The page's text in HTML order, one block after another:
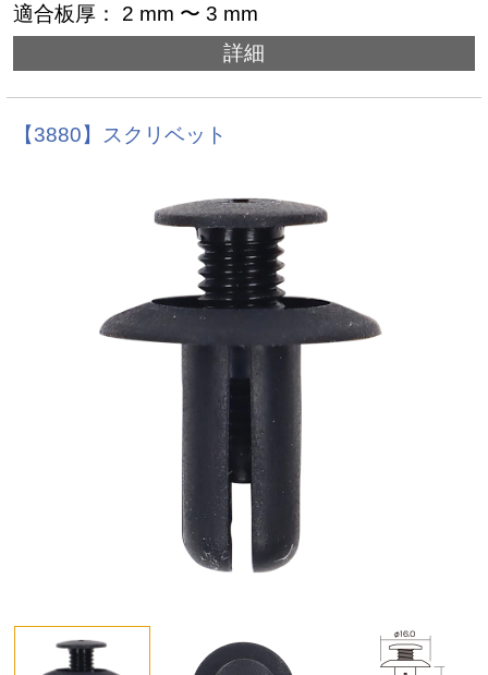
適合板厚： 2 mm 〜 3 mm
詳細
【3880】スクリベット